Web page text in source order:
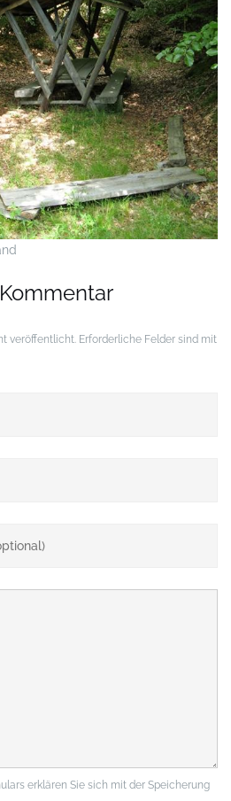
veröffentlicht. Erforderliche Felder sind mit
erklären Sie sich mit der Speicherung